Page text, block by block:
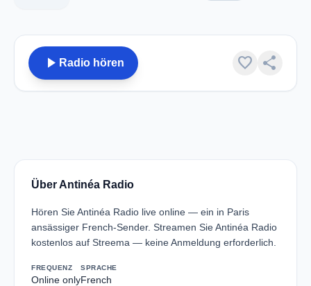
play_arrow Radio hören favorite share
Über Antinéa Radio
Hören Sie Antinéa Radio live online — ein in Paris
ansässiger French-Sender. Streamen Sie Antinéa Radio
kostenlos auf Streema — keine Anmeldung erforderlich.
FREQUENZ
Online only
SPRACHE
French